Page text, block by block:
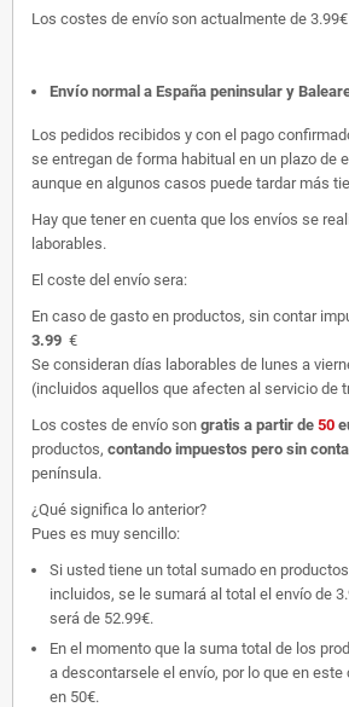
Los costes de envío son actualmente de 3.99€
Envío normal a España peninsular y
Los pedidos recibidos y con el pago
se entregan de forma habitual en un plazo de
aunque en algunos casos puede tardar más
Hay que tener en cuenta que los envíos se
laborables.
El coste del envío sera:
En caso de gasto en productos, sin contar
3.99 €
Se consideran días laborables de lunes a
(incluidos aquellos que afecten al servicio de
Los costes de envío son gratis a partir de 50
productos, contando impuestos pero sin
península.
¿Qué significa lo anterior?
Pues es muy sencillo:
Si usted tiene un total sumado en
incluidos, se le sumará al total el envío de
será de 52.99€.
En el momento que la suma total de los
a descontarsele el envío, por lo que en
en 50€.